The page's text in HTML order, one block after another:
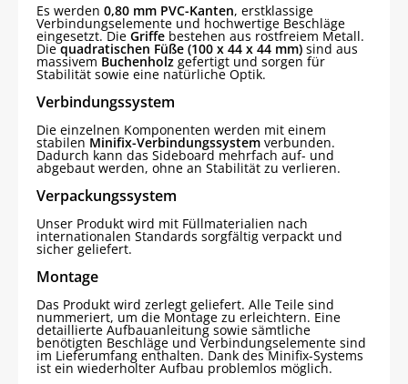
Es werden 0,80 mm PVC-Kanten, erstklassige
Verbindungselemente und hochwertige Beschläge
eingesetzt. Die Griffe bestehen aus rostfreiem Metall.
Diequadratischen Füße (100 x 44 x 44 mm) sind aus
massivem Buchenholz gefertigt und sorgen für
Stabilität sowie eine natürliche Optik.
Verbindungssystem
Die einzelnen Komponenten werden mit einem
stabilen Minifix-Verbindungssystem verbunden.
Dadurch kann das Sideboard mehrfach auf- und
abgebaut werden, ohne an Stabilität zu verlieren.
Verpackungssystem
Unser Produkt wird mit Füllmaterialien nach
internationalen Standards sorgfältig verpackt und
sicher geliefert.
Montage
Das Produkt wird zerlegt geliefert. Alle Teile sind
nummeriert, um die Montage zu erleichtern. Eine
detaillierte Aufbauanleitung sowie sämtliche
benötigten Beschläge und Verbindungselemente sind
im Lieferumfang enthalten. Dank des Minifix-Systems
ist ein wiederholter Aufbau problemlos möglich.